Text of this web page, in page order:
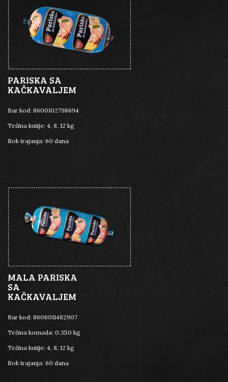
PARISKA SA
KAČKAVALJEM
Bar kod: 8600102798694
Težina kutije: 4, 8, 12 kg
Rok trajanja: 60 dana
MALA PARISKA
SA
KAČKAVALJEM
Bar kod: 8606011482907
Težina komada: 0.350 kg
Težina kutije: 4, 8, 12 kg
Rok trajanja: 60 dana